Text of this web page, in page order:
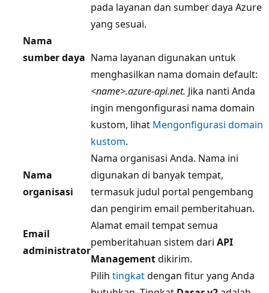
Nama
sumber daya
pada layanan dan sumber daya Azure
yang sesuai.
Nama layanan digunakan untuk
menghasilkan nama domain default:
<name>.azure-api.net. Jika nanti Anda
ingin mengonfigurasi nama domain
kustom, lihat Mengonfigurasi domain
kustom.
Nama
organisasi
Nama organisasi Anda. Nama ini
digunakan di banyak tempat,
termasuk judul portal pengembang
dan pengirim email pemberitahuan.
Email
administrator
Alamat email tempat semua
pemberitahuan sistem dari API
Managementdikirim.
Pilih tingkatdengan fitur yang Anda